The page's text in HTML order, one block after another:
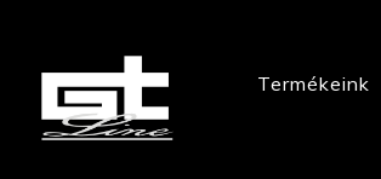
Termékeink